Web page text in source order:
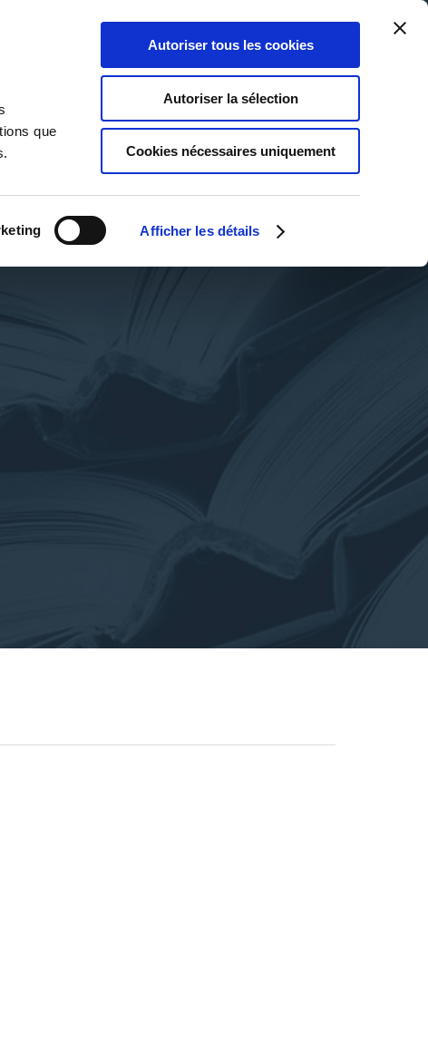
que
Afficher les détails
Autoriser tous les cookies
Autoriser la sélection
Cookies nécessaires uniquement
0
Panier
0
Ma liste
Connexion